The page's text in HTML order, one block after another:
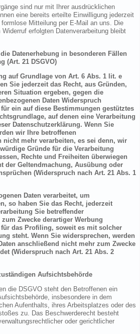
sind nur mit Ihrer ausdrücklichen
eine bereits erteilte Einwilligung jederzeit
Mitteilung per E-Mail an uns. Die
erfolgten Datenverarbeitung bleibt
Datenerhebung in besonderen Fällen
(Art. 21 DSGVO)
auf Grundlage von Art. 6 Abs. 1 lit. e
Sie jederzeit das Recht, aus Gründen,
Situation ergeben, gegen die
Daten Widerspruch
ein auf diese Bestimmungen gestütztes
auf denen eine Verarbeitung
Datenschutzerklärung. Wenn Sie
wir Ihre betroffenen
nicht mehr verarbeiten, es sei denn, wir
Gründe für die Verarbeitung
Rechte und Freiheiten überwiegen
der Geltendmachung, Ausübung oder
(Widerspruch nach Art. 21 Abs. 1
Daten verarbeitet, um
so haben Sie das Recht, jederzeit
Sie betreffender
Zwecke derartiger Werbung
das Profiling, soweit es mit solcher
steht. Wenn Sie widersprechen, werden
anschließend nicht mehr zum Zwecke
(Widerspruch nach Art. 21 Abs. 2
Aufsichtsbehörde
die DSGVO steht den Betroffenen ein
insbesondere in dem
Aufenthalts, ihres Arbeitsplatzes oder des
zu. Das Beschwerderecht besteht
oder gerichtlicher